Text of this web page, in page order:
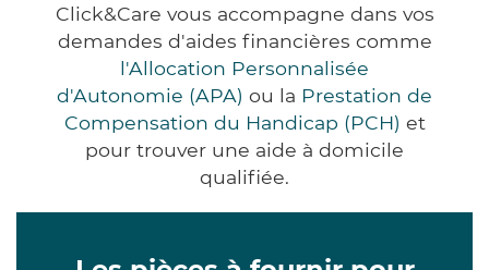
Click&Care vous accompagne dans vos
demandes d'aides financières comme
l'Allocation Personnalisée
d'Autonomie (APA) ou la Prestation de
Compensation du Handicap (PCH) et
pour trouver une aide à domicile
qualifiée.